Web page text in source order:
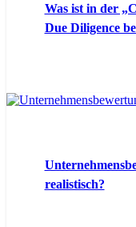
Was ist in der
Due Diligence
realistisch?